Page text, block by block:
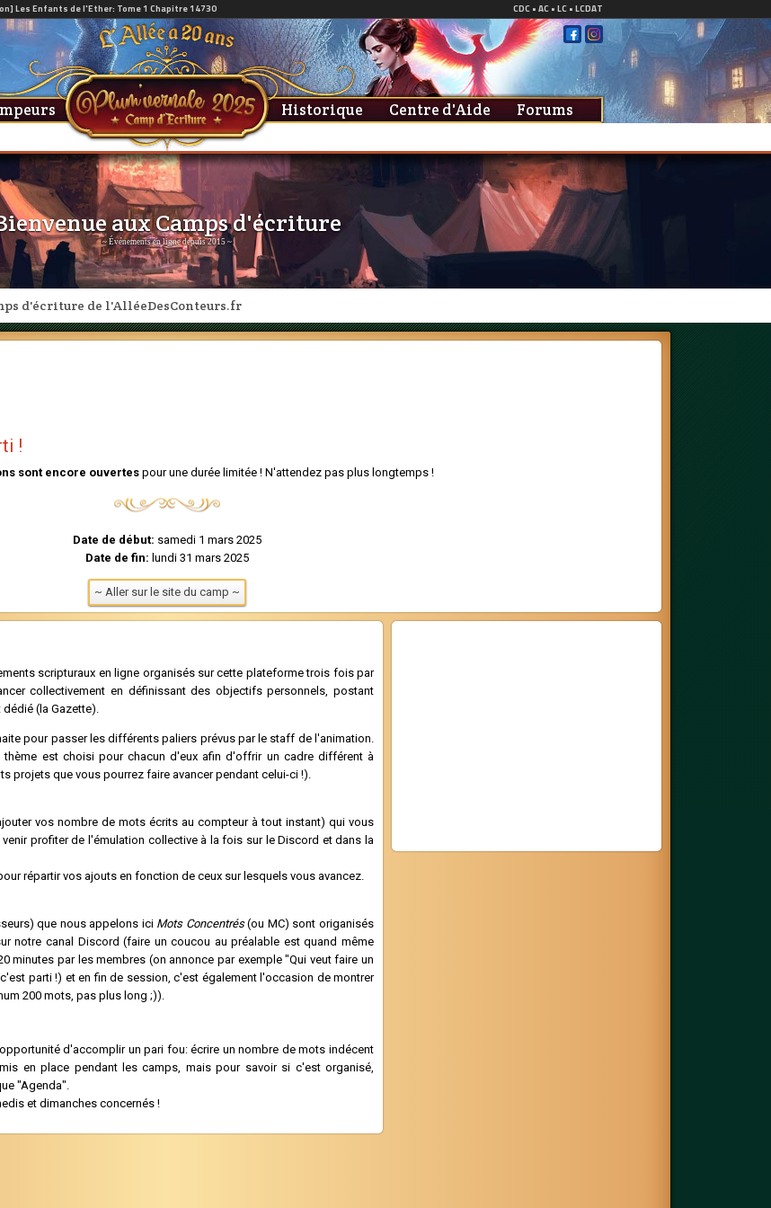
Historique Centre d'Aide Forums
aux Camps d'écriture
~ Événements en ligne depuis 2015 ~
d'écriture de l'AlléeDesConteurs.fr
!
sont encore ouvertespour une durée limitée ! N'attendez pas plus longtemps !
Date de début: samedi 1 mars 2025
Date de fin: lundi 31 mars 2025
~ Aller sur le site du camp ~
scripturaux en ligne organisés sur cette plateforme trois fois par
collectivement en définissant des objectifs personnels, postant
(la Gazette).
pour passer les différents paliers prévus par le staff de l'animation.
est choisi pour chacun d'eux afin d'offrir un cadre différent à
projets que vous pourrez faire avancer pendant celui-ci !).
vos nombre de mots écrits au compteur à tout instant) qui vous
profiter de l'émulation collective à la fois sur le Discord et dans la
répartir vos ajouts en fonction de ceux sur lesquels vous avancez.
que nous appelons ici Mots Concentrés(ou MC) sont origanisés
notre canal Discord (faire un coucou au préalable est quand même
minutes par les membres (on annonce par exemple "Qui veut faire un
parti !) et en fin de session, c'est également l'occasion de montrer
200 mots, pas plus long ;)).
d'accomplir un pari fou: écrire un nombre de mots indécent
en place pendant les camps, mais pour savoir si c'est organisé,
"Agenda".
et dimanches concernés !